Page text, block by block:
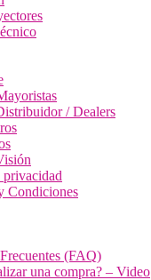
/ Dealers
Condiciones
(FAQ)
una compra? – Video